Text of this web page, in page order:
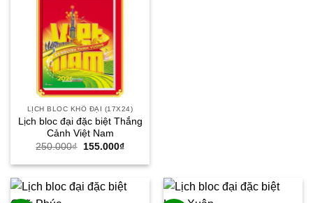
LỊCH BLOC KHỔ ĐẠI (17X24)
Lịch bloc đại đặc biệt Thắng
Cảnh Việt Nam
250.000₫
Giá
là:
155.000₫Giá
tại
155.000₫.